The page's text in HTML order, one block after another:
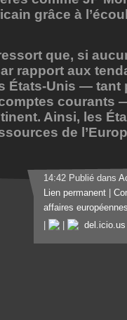
grâce à
que, si
rapport aux
États-Unis —
courants
Ainsi, les
de
14:42 Publié dans
Lien permanent
affaires européennes
del.icio.us